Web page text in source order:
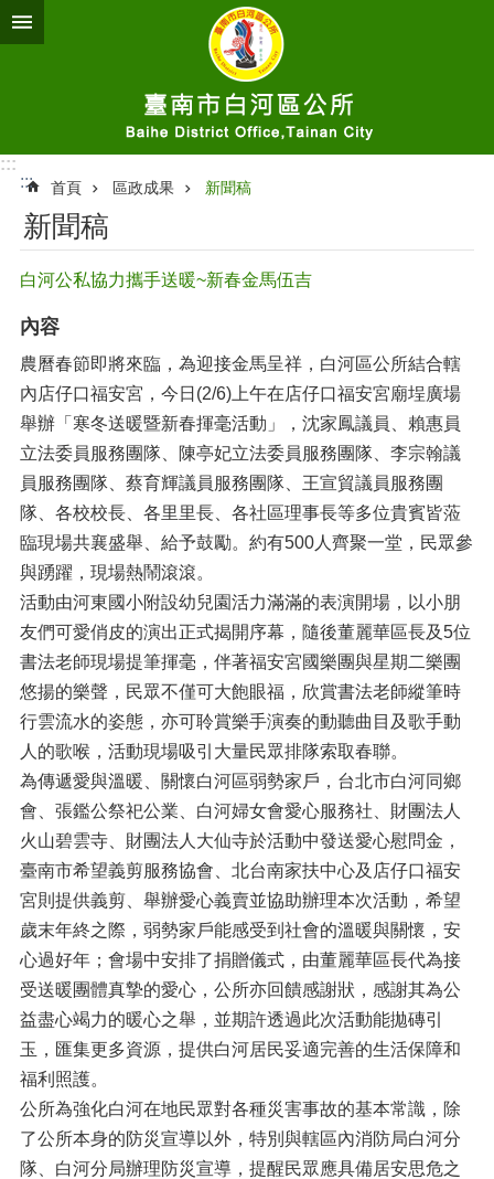
跳到主要內容區塊
:::
:::
首頁 區政成果 新聞稿
新聞稿
白河公私協力攜手送暖~新春金馬伍吉
內容
農曆春節即將來臨，為迎接金馬呈祥，白河區公所結合轄
內店仔口福安宮，今日(2/6)上午在店仔口福安宮廟埕廣場
舉辦「寒冬送暖暨新春揮毫活動」，沈家鳳議員、賴惠員
立法委員服務團隊、陳亭妃立法委員服務團隊、李宗翰議
員服務團隊、蔡育輝議員服務團隊、王宣貿議員服務團
隊、各校校長、各里里長、各社區理事長等多位貴賓皆蒞
臨現場共襄盛舉、給予鼓勵。約有500人齊聚一堂，民眾參
與踴躍，現場熱鬧滾滾。
活動由河東國小附設幼兒園活力滿滿的表演開場，以小朋
友們可愛俏皮的演出正式揭開序幕，隨後董麗華區長及5位
書法老師現場提筆揮毫，伴著福安宮國樂團與星期二樂團
悠揚的樂聲，民眾不僅可大飽眼福，欣賞書法老師縱筆時
行雲流水的姿態，亦可聆賞樂手演奏的動聽曲目及歌手動
人的歌喉，活動現場吸引大量民眾排隊索取春聯。
為傳遞愛與溫暖、關懷白河區弱勢家戶，台北市白河同鄉
會、張鑑公祭祀公業、白河婦女會愛心服務社、財團法人
火山碧雲寺、財團法人大仙寺於活動中發送愛心慰問金，
臺南市希望義剪服務協會、北台南家扶中心及店仔口福安
宮則提供義剪、舉辦愛心義賣並協助辦理本次活動，希望
歲末年終之際，弱勢家戶能感受到社會的溫暖與關懷，安
心過好年；會場中安排了捐贈儀式，由董麗華區長代為接
受送暖團體真摯的愛心，公所亦回饋感謝狀，感謝其為公
益盡心竭力的暖心之舉，並期許透過此次活動能拋磚引
玉，匯集更多資源，提供白河居民妥適完善的生活保障和
福利照護。
公所為強化白河在地民眾對各種災害事故的基本常識，除
了公所本身的防災宣導以外，特別與轄區內消防局白河分
隊、白河分局辦理防災宣導，提醒民眾應具備居安思危之